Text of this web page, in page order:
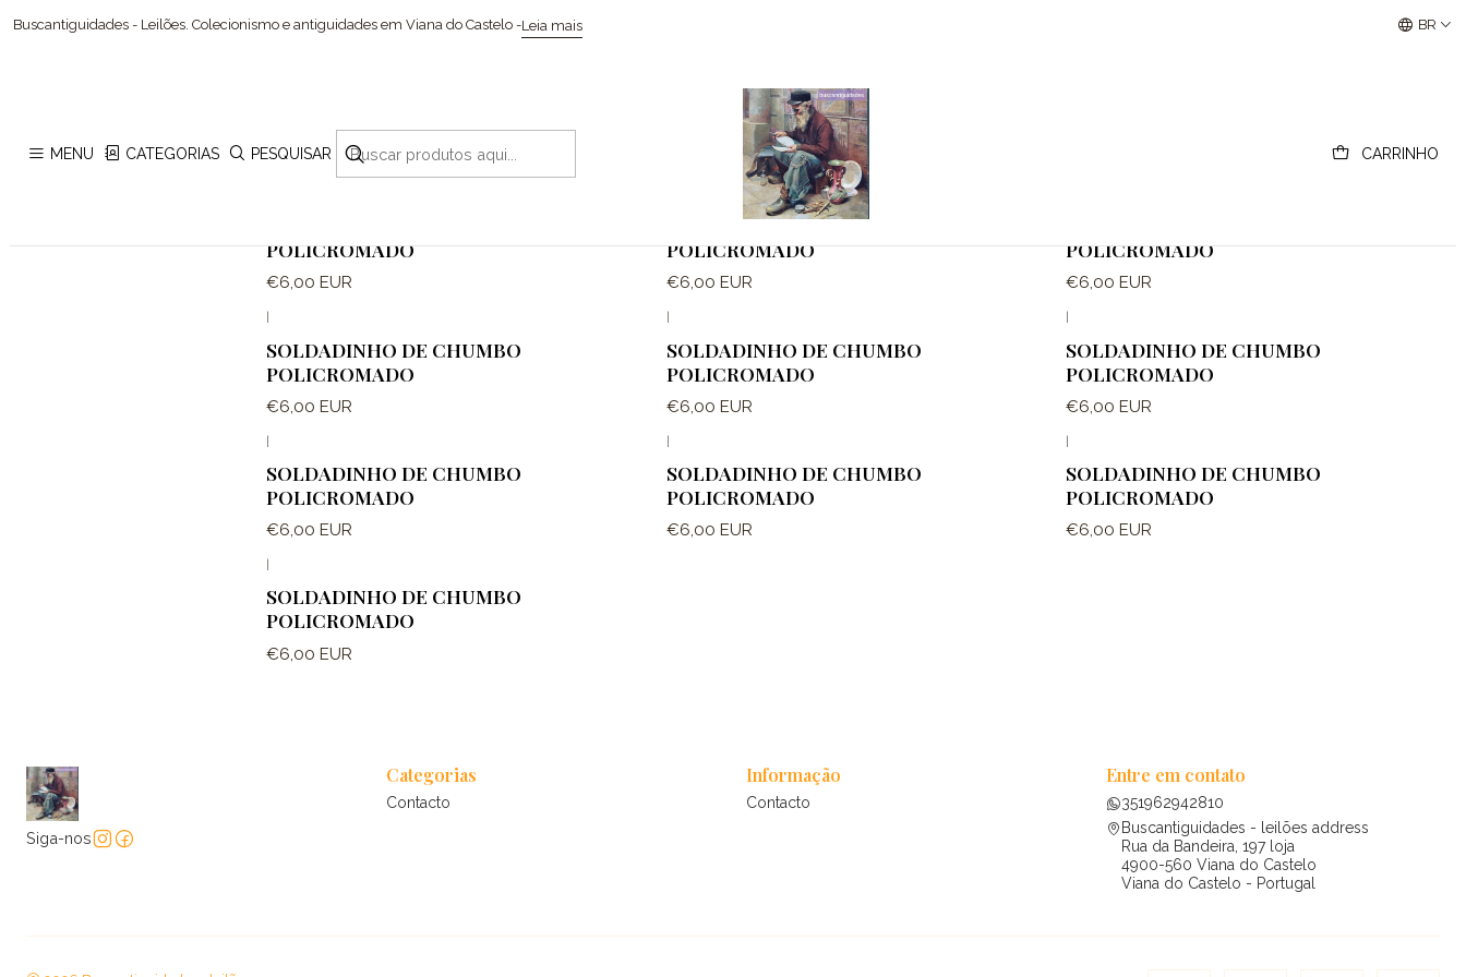
MENU CATEGORIAS PESQUISAR CARRINHO
Buscantiguidades - Leilões. Colecionismo e antiguidades em Viana do Castelo -Leia mais Buscantiguidades - Leilões Colecionismo e BR
Armas, Armaduras e Militaria
POLICROMADO
€6,00 EUR
Fora de estoque
SOLDADINHO DE CHUMBO
POLICROMADO
€6,00 EUR
POLICROMADO
€6,00 EUR
SOLDADINHO DE CHUMBO
POLICROMADO
€6,00 EUR
SOLDADINHO DE CHUMBO
POLICROMADO
€6,00 EUR
SOLDADINHO DE CHUMBO
POLICROMADO
€6,00 EUR
|
SOLDADINHO DE CHUMBO
POLICROMADO
€6,00 EUR
|
SOLDADINHO DE CHUMBO
POLICROMADO
€6,00 EUR
|
SOLDADINHO DE CHUMBO
POLICROMADO
€6,00 EUR
SOLDADINHO DE CHUMBO
POLICROMADO
€6,00 EUR
Siga-nos
Categorias
Contacto
Informação
Contacto
Entre em contato
351962942810
Buscantiguidades - leilões address
Rua da Bandeira, 197 loja
4900-560 Viana do Castelo
Viana do Castelo - Portugal